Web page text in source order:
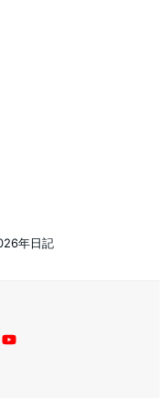
年日記
YouTube